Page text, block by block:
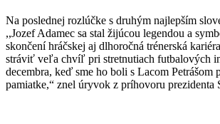
Na poslednej rozlúčke s druhým najlepším
,,Jozef Adamec sa stal žijúcou legendou a
skončení hráčskej aj dlhoročná trénerská
stráviť veľa chvíľ pri stretnutiach futbalových
decembra, keď sme ho boli s Lacom
pamiatke,“ znel úryvok z príhovoru